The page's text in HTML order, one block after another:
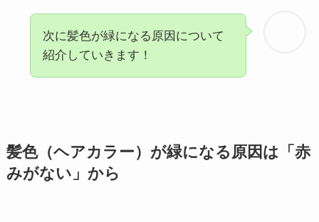
次に髪色が緑になる原因について
紹介していきます！
髪色（ヘアカラー）が緑になる原因は「赤
みがない」から